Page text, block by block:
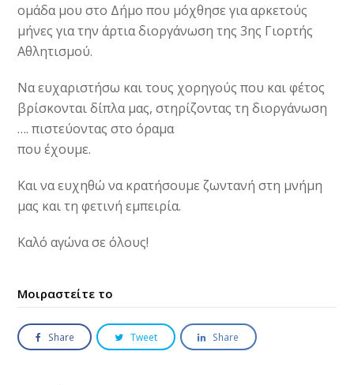
ομάδα μου στο Δήμο που μόχθησε για αρκετούς
μήνες για την άρτια διοργάνωση της 3ης Γιορτής
Αθλητισμού.
Να ευχαριστήσω και τους χορηγούς που και φέτος
βρίσκονται δίπλα μας, στηρίζοντας τη διοργάνωση
…. πιστεύοντας στο όραμα
που έχουμε.
Και να ευχηθώ να κρατήσουμε ζωντανή στη μνήμη
μας και τη φετινή εμπειρία.
Καλό αγώνα σε όλους!
Μοιραστείτε το
Share Tweet Share